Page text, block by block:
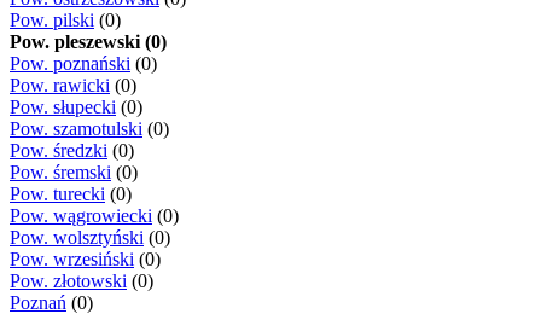
Pow. pilski (0)
Pow. pleszewski (0)
Pow. poznański (0)
Pow. rawicki (0)
Pow. słupecki (0)
Pow. szamotulski (0)
Pow. średzki (0)
Pow. śremski (0)
Pow. turecki (0)
Pow. wągrowiecki (0)
Pow. wolsztyński (0)
Pow. wrzesiński (0)
Pow. złotowski (0)
Poznań (0)